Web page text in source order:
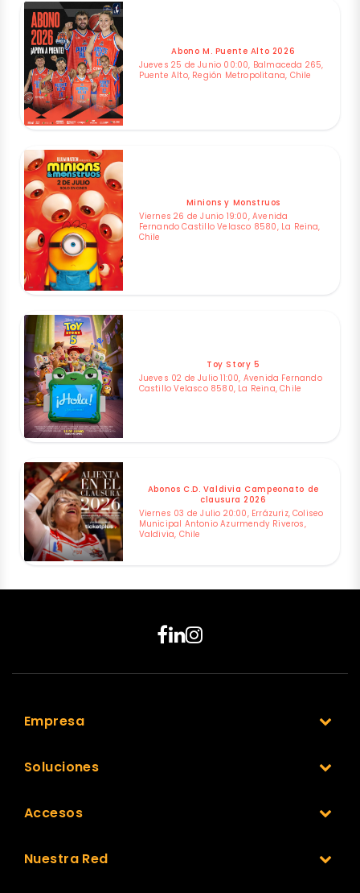
Abono M. Puente Alto 2026
Jueves 25 de Junio 00:00, Balmaceda 265,
Puente Alto, Región Metropolitana, Chile
Minions y Monstruos
Viernes 26 de Junio 19:00, Avenida
Fernando Castillo Velasco 8580, La Reina,
Chile
Toy Story 5
Jueves 02 de Julio 11:00, Avenida Fernando
Castillo Velasco 8580, La Reina, Chile
Abonos C.D. Valdivia Campeonato de
clausura 2026
Viernes 03 de Julio 20:00, Errázuriz, Coliseo
Municipal Antonio Azurmendy Riveros,
Valdivia, Chile
Empresa
Soluciones
Accesos
Nuestra Red